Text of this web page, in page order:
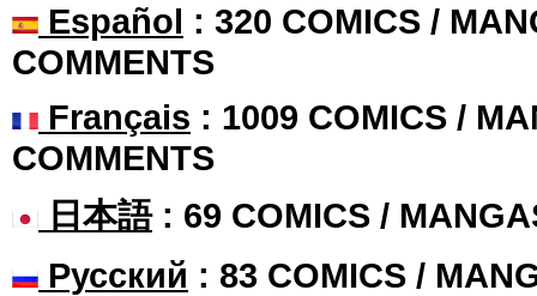
Español : 320 COMICS /
COMMENTS
Français : 1009 COMICS /
COMMENTS
日本語: 69 COMICS /
Русский : 83 COMICS /